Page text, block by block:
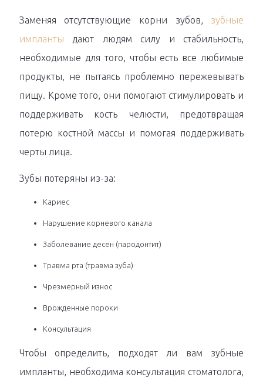
Заменяя отсутствующие корни зубов, зубные
импланты дают людям силу и стабильность,
необходимые для того, чтобы есть все любимые
продукты, не пытаясь проблемно пережевывать
пищу. Кроме того, они помогают стимулировать и
поддерживать кость челюсти, предотвращая
потерю костной массы и помогая поддерживать
черты лица.
Зубы потеряны из-за:
Кариес
Нарушение корневого канала
Заболевание десен (пародонтит)
Травма рта (травма зуба)
Чрезмерный износ
Врожденные пороки
Консультация
Чтобы определить, подходят ли вам зубные
импланты, необходима консультация стоматолога,